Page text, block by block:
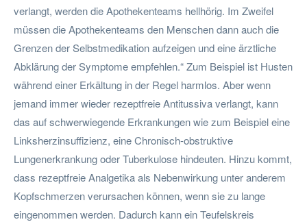
verlangt, werden die Apothekenteams hellhörig. Im Zweifel
müssen die Apothekenteams den Menschen dann auch die
Grenzen der Selbstmedikation aufzeigen und eine ärztliche
Abklärung der Symptome empfehlen.“ Zum Beispiel ist Husten
während einer Erkältung in der Regel harmlos. Aber wenn
jemand immer wieder rezeptfreie Antitussiva verlangt, kann
das auf schwerwiegende Erkrankungen wie zum Beispiel eine
Linksherzinsuffizienz, eine Chronisch-obstruktive
Lungenerkrankung oder Tuberkulose hindeuten. Hinzu kommt,
dass rezeptfreie Analgetika als Nebenwirkung unter anderem
Kopfschmerzen verursachen können, wenn sie zu lange
eingenommen werden. Dadurch kann ein Teufelskreis